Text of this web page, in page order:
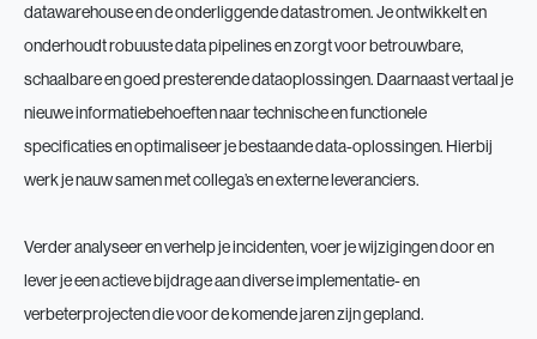
datawarehouse en de onderliggende datastromen. Je ontwikkelt en
onderhoudt robuuste data pipelines en zorgt voor betrouwbare,
schaalbare en goed presterende dataoplossingen. Daarnaast vertaal je
nieuwe informatiebehoeften naar technische en functionele
specificaties en optimaliseer je bestaande data-oplossingen. Hierbij
werk je nauw samen met collega’s en externe leveranciers.
Verder analyseer en verhelp je incidenten, voer je wijzigingen door en
lever je een actieve bijdrage aan diverse implementatie- en
verbeterprojecten die voor de komende jaren zijn gepland.